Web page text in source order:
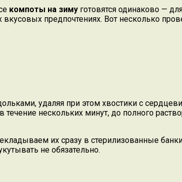
компоты на зиму готовятся одинаково —
предпочтениях. Вот несколько
удаляя при этом хвостики с
нескольких минут, до полного
их сразу в стерилизованные
не обязательно.